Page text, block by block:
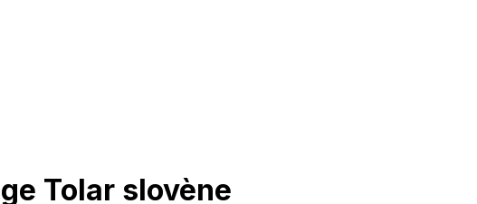
Tolar slovène